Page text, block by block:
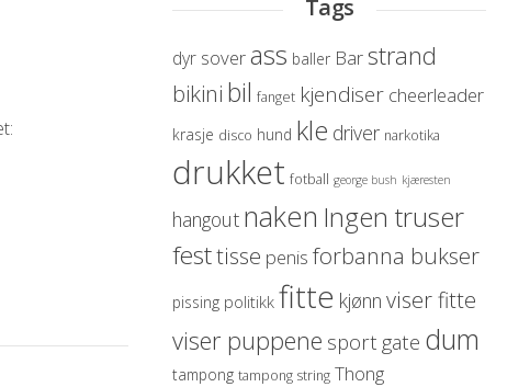
Tags
dyr soverass baller Bar strand
bikini bil fanget kjendiser cheerleader
krasje disco hund kle driver narkotika
drukket fotball george bush kjæresten
hangout naken Ingen truser
festtisse penis forbanna bukser
pissing politikk fitte kjønn viser fitte
viser puppene sport gate dum
tampong tampong string Thong